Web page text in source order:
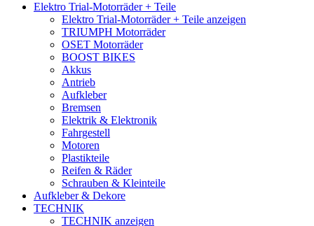
Elektro Trial-Motorräder + Teile
Elektro Trial-Motorräder + Teile anzeigen
TRIUMPH Motorräder
OSET Motorräder
BOOST BIKES
Akkus
Antrieb
Aufkleber
Bremsen
Elektrik & Elektronik
Fahrgestell
Motoren
Plastikteile
Reifen & Räder
Schrauben & Kleinteile
Aufkleber & Dekore
TECHNIK
TECHNIK anzeigen